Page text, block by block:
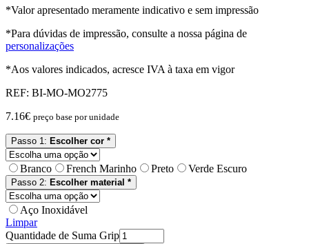
*Valor apresentado meramente indicativo e sem impressão
*Para dúvidas de impressão, consulte a nossa página de
personalizações
*Aos valores indicados, acresce IVA à taxa em vigor
REF: BI-MO-MO2775
7.16€ preço base por unidade
Passo 1: Escolher cor *
Branco French Marinho Preto Verde Escuro
Passo 2: Escolher material *
Aço Inoxidável
Limpar
Quantidade de Suma Grip